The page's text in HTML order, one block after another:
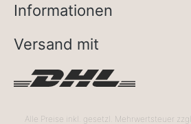
Informationen
Versand mit
Alle Preise inkl. gesetzl. Mehrwertsteuer zzgl.